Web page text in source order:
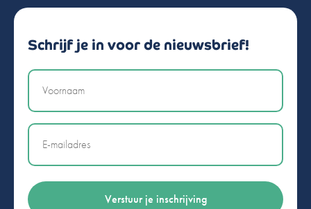
Schrijf je in voor de nieuwsbrief!
Naam
Email